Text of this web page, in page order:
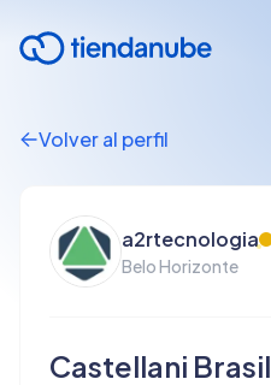
Volver al perfil
a2rtecnologia
Belo Horizonte
Castellani Brasil